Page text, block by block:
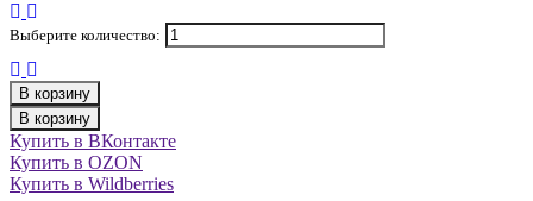
Выберите количество:
В корзину
В корзину
Купить в ВКонтакте
Купить в OZON
Купить в Wildberries